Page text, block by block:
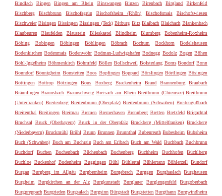
Bindlach
Bingen Bingen am Rhein Binswangen Binzen Birenbach Birgland
Birkenfeld
Bischberg
Bischbrunn Bischofsgrün Bischofsheim (Rhön) Bischofsmais
Bischofswiesen
Bischweier Bisingen Bissingen Bissingen (Teck) Bitburg Bitz Blaibach Blaichach Blankenbach
Blaubeuren
Blaufelden Blaustein Blieskastel Blindheim Blumberg
Bobenheim-Roxheim
Böbing
Bobingen Böbingen Böblingen Böbrach Bochum Bockhorn
Bodelshausen
Bodenkirchen Bodenmais Bodenwöhr Bodman-Ludwigshafen Bodnegg Bodolz Bogen Böhen
Böhl-Iggelheim Böhmenkirch Böhmfeld Böllen Bollschweil Bolsterlang Boms Bondorf Bonn
Bonndorf Bönnigheim Bonstetten Boos Bopfingen Boppard Börslingen Börtlingen Bösingen
Böttingen
Bottrop Bötzingen Bous Boxberg Brackenheim Brand Brannenburg
Braubach
Bräunlingen Braunsbach Braunschweig Breisach am Rhein Breitbrunn (Chiemsee) Breitbrunn
(Unterfranken) Breitenberg Breitenbrunn (Oberpfalz) Breitenbrunn (Schwaben) Breitengüßbach
Breitenthal Breitingen Breitnau Bremen Bremerhaven Brennberg Bretten Bretzfeld Brigachtal
Bruchsal
Bruck (Oberbayern) Bruck in der Oberpfalz Bruckberg (Mittelfranken) Bruckberg
(Niederbayern) Bruckmühl Brühl Brunn Brunnen Brunnthal Bubenreuth Bubesheim Bubsheim
Buch (Schwaben) Buch am Buchrain Buch am Erlbach Buch am Wald Buchbach Buchbrunn
Buchdorf
Buchen Buchenbach Büchenbach Buchenberg Buchheim Buchhofen
Büchlberg
Buchloe Buckenhof Budenheim Buggingen Bühl Bühlertal Bühlertann Bühlerzell
Bundorf
Burgau
Burgberg im Allgäu Burgbernheim Burgebrach Burggen Burghaslach
Burghausen
Burgheim
Burgkirchen an der Alz Burgkunstadt Burglauer Burglengenfeld
Burgoberbach
Burgpreppach Burgrieden Burgsalach Burgsinn Bürgstadt Burgstetten Burgthann Burgwindheim